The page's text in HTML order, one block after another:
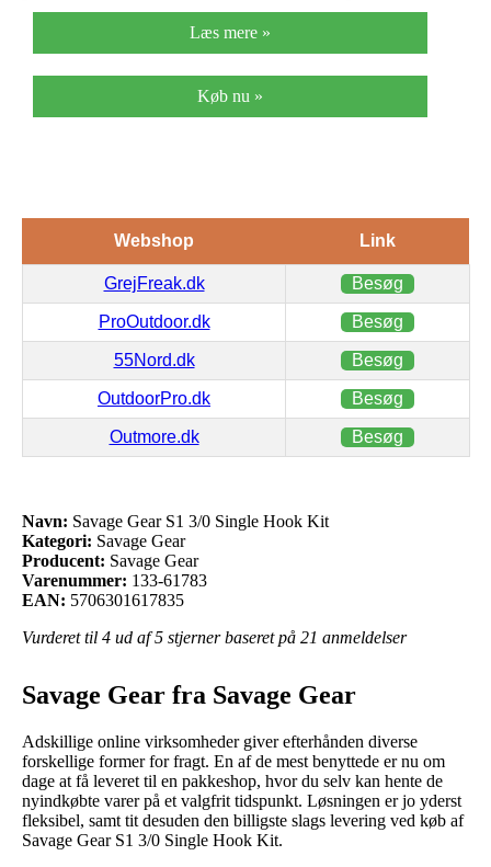
Læs mere »
Køb nu »
Webshop Link
GrejFreak.dk Besøg
ProOutdoor.dk Besøg
55Nord.dk Besøg
OutdoorPro.dk Besøg
Outmore.dk Besøg
Navn: Savage Gear S1 3/0 Single Hook Kit
Kategori: Savage Gear
Producent: Savage Gear
Varenummer: 133-61783
EAN: 5706301617835
Vurderet til 4 ud af 5 stjerner baseret på 21 anmeldelser
Savage Gear fra Savage Gear
Adskillige online virksomheder giver efterhånden diverse
forskellige former for fragt. En af de mest benyttede er nu om
dage at få leveret til en pakkeshop, hvor du selv kan hente de
nyindkøbte varer på et valgfrit tidspunkt. Løsningen er jo yderst
fleksibel, samt tit desuden den billigste slags levering ved køb af
Savage Gear S1 3/0 Single Hook Kit.